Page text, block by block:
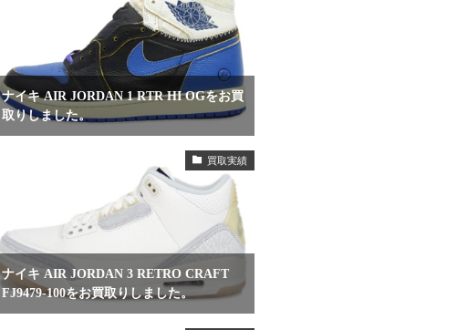
ナイキ AIR JORDAN 1 RTR HI OGをお買
取りしました。
買取実績
ナイキ AIR JORDAN 3 RETRO CRAFT
FJ9479-100をお買取りしました。